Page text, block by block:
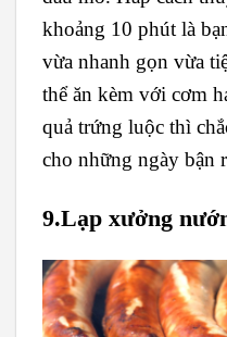
khoảng 10 phút là
vừa nhanh gọn vừa
thể ăn kèm với cơm
quả trứng luộc thì
cho những ngày bận
9.Lạp xưởng